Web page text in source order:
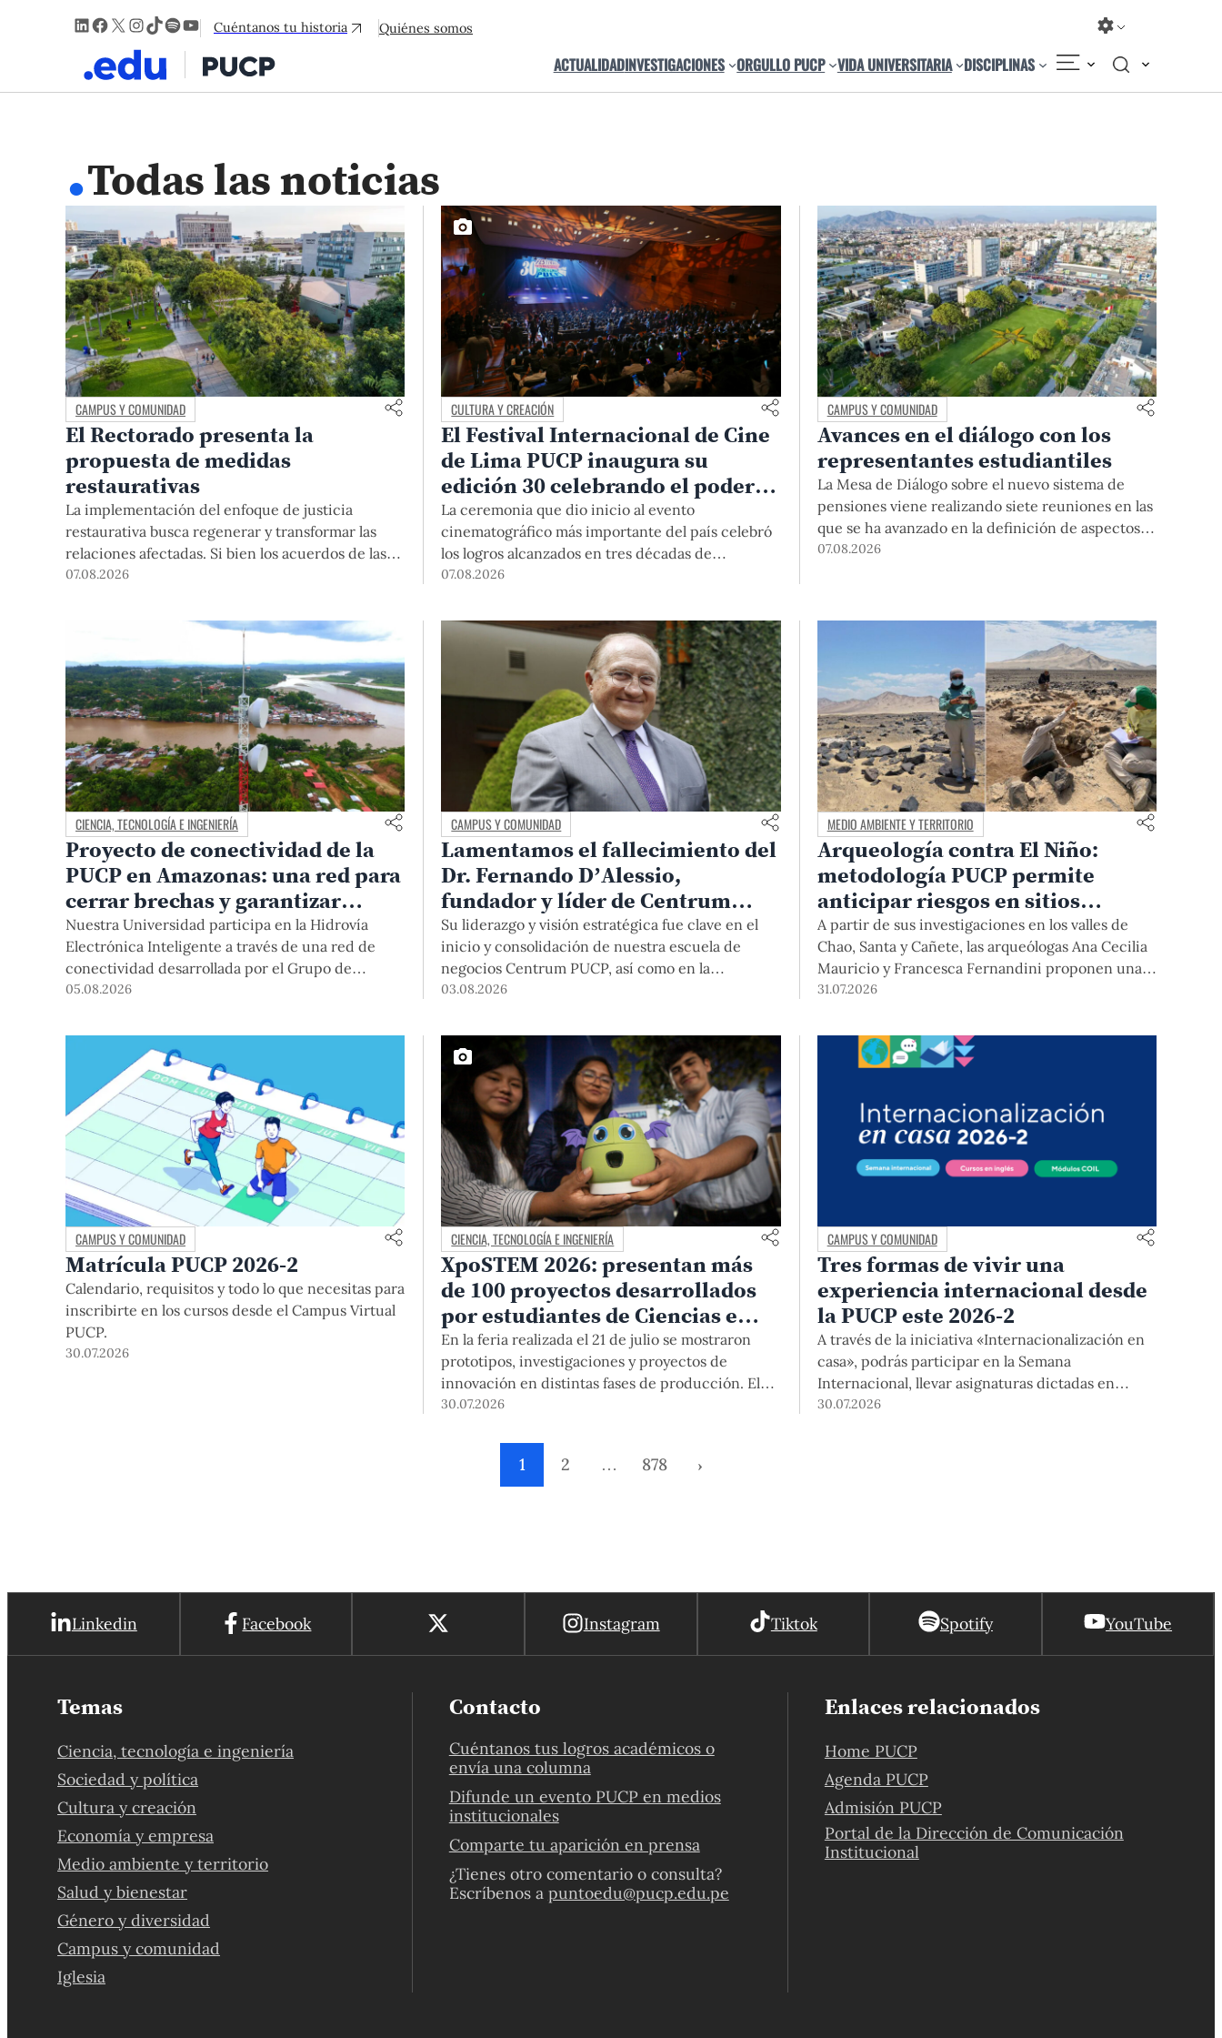
LinkedIn
Facebook
X Instagram
TikTok
Spotify
YouTube
Cuéntanos tu historia Quiénes somos
ACTUALIDADINVESTIGACIONES ORGULLO PUCP VIDA UNIVERSITARIA DISCIPLINAS
.Todas las noticias
CAMPUS Y COMUNIDAD
El Rectorado presenta la
propuesta de medidas
restaurativas
La implementación del enfoque de justicia
restaurativa busca regenerar y transformar las
relaciones afectadas. Si bien los acuerdos de las
medidas restaurativas podrían ser considerados
reemplaza sus procedimientos.
07.08.2026
CULTURA Y CREACIÓN
El Festival Internacional de Cine
de Lima PUCP inaugura su
edición 30 celebrando el poder
del encuentro
La ceremonia que dio inicio al evento
cinematográfico más importante del país celebró
los logros alcanzados en tres décadas de
existencia, rindió homenaje a las cineastas
llamado de nuestra Universidad a escuchar al
sector artístico y académico frente a la reciente
creación del Colegio Profesional de Artistas del
07.08.2026
CAMPUS Y COMUNIDAD
Avances en el diálogo con los
representantes estudiantiles
La Mesa de Diálogo sobre el nuevo sistema de
pensiones viene realizando siete reuniones en las
que se ha avanzado en la definición de aspectos
clave para su desarrollo.
07.08.2026
CIENCIA, TECNOLOGÍA E INGENIERÍA
Proyecto de conectividad de la
PUCP en Amazonas: una red para
cerrar brechas y garantizar
derechos
Nuestra Universidad participa en la Hidrovía
Electrónica Inteligente a través de una red de
conectividad desarrollada por el Grupo de
Telecomunicaciones Rurales (GTR-PUCP) desde
desarrollo de esta red, sus aportes a la salud y la
educación de la zona, así como los alcances de la
intervención de la PUCP en el proyecto.
05.08.2026
CAMPUS Y COMUNIDAD
Lamentamos el fallecimiento del
Dr. Fernando D’Alessio,
fundador y líder de Centrum
PUCP
Su liderazgo y visión estratégica fue clave en el
inicio y consolidación de nuestra escuela de
negocios Centrum PUCP, así como en la
formación de profesionales empresariales
Universidad agradece el aporte del vicealmirante
AP (r) Dr. Fernando D'Alessio (1944-2026).
03.08.2026
MEDIO AMBIENTE Y TERRITORIO
Arqueología contra El Niño:
metodología PUCP permite
anticipar riesgos en sitios
arqueológicos
A partir de sus investigaciones en los valles de
Chao, Santa y Cañete, las arqueólogas Ana Cecilia
Mauricio y Francesca Fernandini proponen una
herramienta de bajo costo que combina datos
geográfica y trabajo de campo para identificar
sitios arqueológicos vulnerables ante lluvias,
asociados al fenómeno de El Niño.
31.07.2026
CAMPUS Y COMUNIDAD
Matrícula PUCP 2026-2
Calendario, requisitos y todo lo que necesitas para
inscribirte en los cursos desde el Campus Virtual
PUCP.
30.07.2026
CIENCIA, TECNOLOGÍA E INGENIERÍA
XpoSTEM 2026: presentan más
de 100 proyectos desarrollados
por estudiantes de Ciencias e
Ingeniería PUCP orientados a
atender necesidades del país
En la feria realizada el 21 de julio se mostraron
prototipos, investigaciones y proyectos de
innovación en distintas fases de producción. El
encuentro mostró cómo el conocimiento
concretos del Perú en salud, robótica,
inteligencia artificial, sostenibilidad y sectores
productivos.
30.07.2026
CAMPUS Y COMUNIDAD
Tres formas de vivir una
experiencia internacional desde
la PUCP este 2026-2
A través de la iniciativa «Internacionalización en
casa», podrás participar en la Semana
Internacional, llevar asignaturas dictadas en
inglés, y acceder a módulos COIL junto con
30.07.2026
1 2 … 878 ›
Linkedin Facebook Instagram Tiktok Spotify YouTube
Temas
Ciencia, tecnología e ingeniería
Sociedad y política
Cultura y creación
Economía y empresa
Medio ambiente y territorio
Salud y bienestar
Género y diversidad
Campus y comunidad
Iglesia
Contacto
Cuéntanos tus logros académicos o
envía una columna
Difunde un evento PUCP en medios
institucionales
Comparte tu aparición en prensa
¿Tienes otro comentario o consulta?
Escríbenos a puntoedu@pucp.edu.pe
Enlaces relacionados
Home PUCP
Agenda PUCP
Admisión PUCP
Portal de la Dirección de Comunicación
Institucional